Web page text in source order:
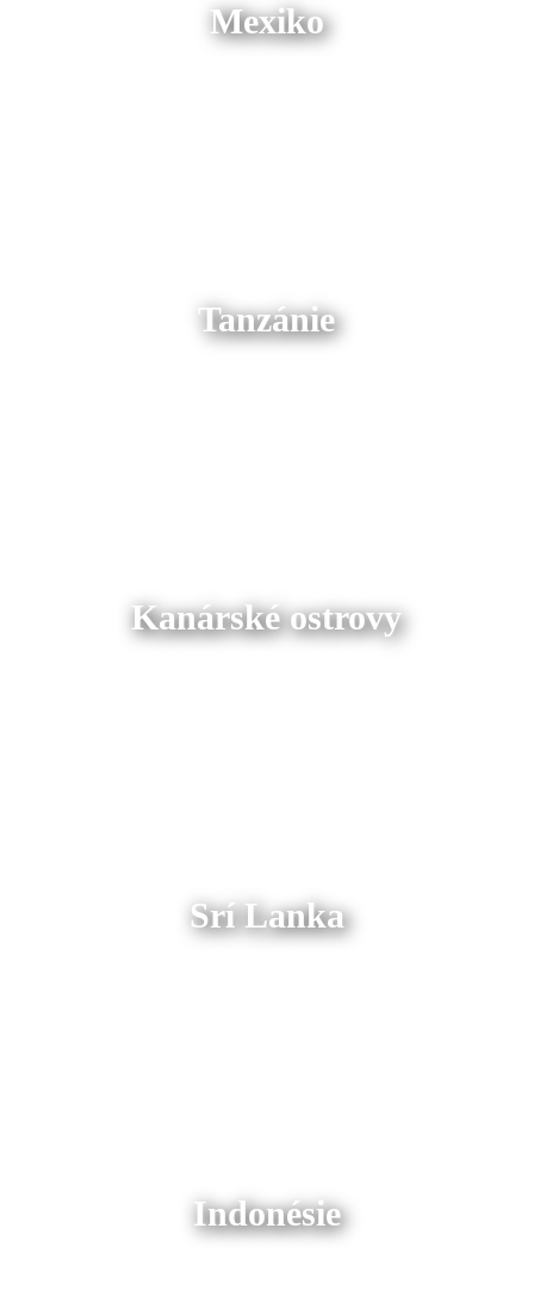
Mexiko
Tanzánie
Kanárské ostrovy
Srí Lanka
Indonésie